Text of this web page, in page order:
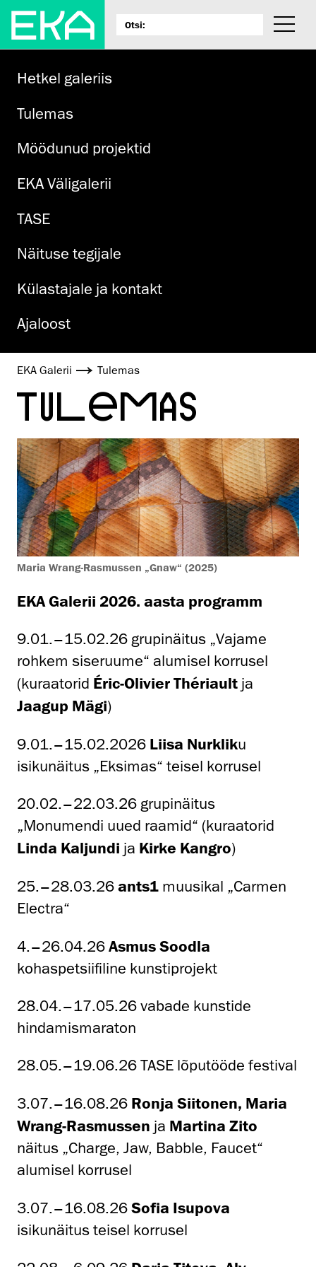
Hetkel galeriis
Tulemas
Möödunud projektid
EKA Väligalerii
TASE
Näituse tegijale
Külastajale ja kontakt
Ajaloost
EKA Galerii Tulemas
TULEMAS
Maria Wrang-Rasmussen „Gnaw“ (2025)
EKA Galerii 2026. aasta programm
9.01.–15.02.26 grupinäitus „Vajame
rohkem siseruume“ alumisel korrusel
(kuraatorid Éric-Olivier Thériault ja
Jaagup Mägi)
9.01.–15.02.2026 Liisa Nurkliku
isikunäitus „Eksimas“ teisel korrusel
20.02.–22.03.26 grupinäitus
„Monumendi uued raamid“ (kuraatorid
Linda Kaljundi ja Kirke Kangro)
25.–28.03.26 ants1 muusikal „Carmen
Electra“
4.–26.04.26 Asmus Soodla
kohaspetsiifiline kunstiprojekt
28.04.–17.05.26 vabade kunstide
hindamismaraton
28.05.–19.06.26 TASE lõputööde festival
3.07.–16.08.26 Ronja Siitonen, Maria
Wrang-Rasmussen ja Martina Zito
näitus „Charge, Jaw, Babble, Faucet“
alumisel korrusel
3.07.–16.08.26 Sofia Isupova
isikunäitus teisel korrusel